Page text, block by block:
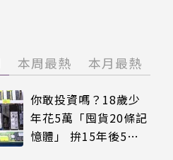
本周最熱 本月最熱
你敢投資嗎？18歲少
年花5萬「囤貨20條記
憶體」 拚15年後5倍